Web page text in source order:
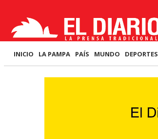
INICIO LA PAMPA PAÍS MUNDO DEPORTES